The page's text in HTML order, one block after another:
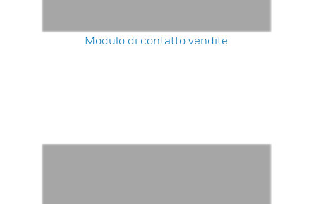
Modulo di contatto vendite